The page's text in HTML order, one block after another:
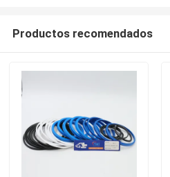
Productos recomendados